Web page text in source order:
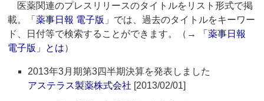
医薬関連のプレスリリースのタイトルをリスト形式で掲
載。「薬事日報 電子版 」では、過去のタイトルをキーワー
ド、日付等で検索することができます。（→
「薬事日報
電子版」とは）
2013年3月期第3四半期決算を発表しました
アステラス製薬株式会社 [2013/02/01]